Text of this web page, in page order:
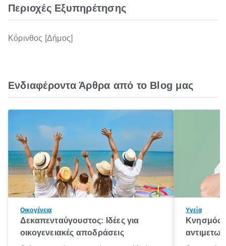
Περιοχές Εξυπηρέτησης
Κόρινθος [Δήμος]
Ενδιαφέροντα Άρθρα από το Blog μας
Οικογένεια
Δεκαπενταύγουστος: Ιδέες για
οικογενειακές αποδράσεις
Υγεία
Κνησμός: